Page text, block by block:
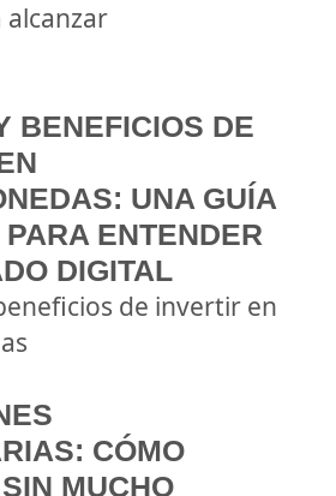
BENEFICIOS DE
UNA GUÍA
ENTENDER
DIGITAL
de invertir en
CÓMO
MUCHO